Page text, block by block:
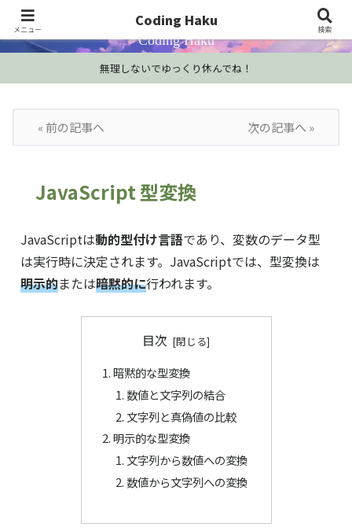
プログラミング学習・開発Tips・技術情報
Coding Haku
無理しないでゆっくり休んでね！
« 前の記事へ 次の記事へ »
JavaScript 型変換
JavaScriptは動的型付け言語であり、変数のデータ型
は実行時に決定されます。JavaScriptでは、型変換は
明示的または暗黙的に行われます。
目次
暗黙的な型変換
数値と文字列の結合
文字列と真偽値の比較
明示的な型変換
文字列から数値への変換
数値から文字列への変換
メニュー
Coding Haku
検索